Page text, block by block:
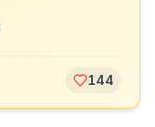
144